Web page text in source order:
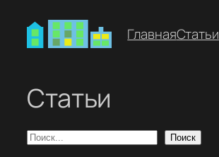
содержимому
Главная​Статьи
Статьи
Поиск Поиск